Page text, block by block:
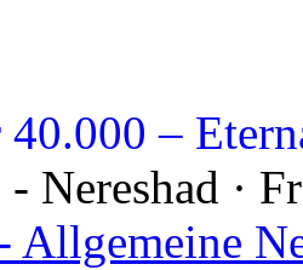
40.000 –
Nereshad ·
Allgemeine